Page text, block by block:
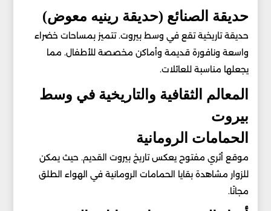
حديقة الصنائع (حديقة رينيه معوض)
حديقة تاريخية تقع في وسط بيروت. تتميز بمساحات خضراء
واسعة ونافورة قديمة وأماكن مخصصة للأطفال. مما
يجعلها مناسبة للعائلات.
المعالم الثقافية والتاريخية في وسط
بيروت
الحمامات الرومانية
موقع أثري مفتوح يعكس تاريخ بيروت القديم. حيث يمكن
للزوار مشاهدة بقايا الحمامات الرومانية في الهواء الطلق
مجانًا.